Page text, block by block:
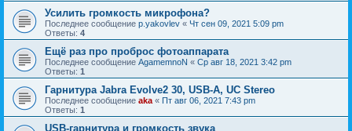
Усилить громкость микрофона?
Последнее сообщение p.yakovlev « Чт сен 09, 2021 5:09 pm
Ответы: 4
Ещё раз про проброс фотоаппарата
Последнее сообщение AgamemnoN « Ср авг 18, 2021 3:42 pm
Ответы: 1
Гарнитура Jabra Evolve2 30, USB-A, UC Stereo
Последнее сообщение aka « Пт авг 06, 2021 7:43 pm
Ответы: 1
USB-гарнитура и громкость звука